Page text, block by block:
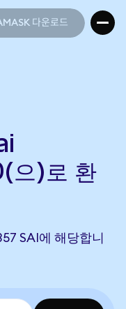
다운로드
)로 환
SAI에 해당합니